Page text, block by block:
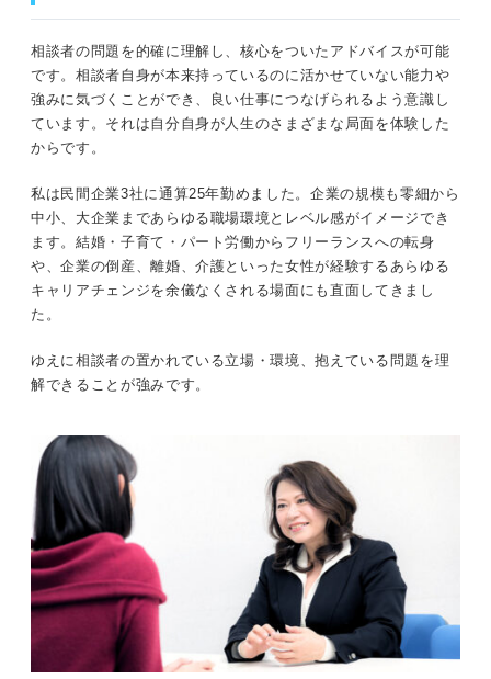
相談者の問題を的確に理解し、核心をついたアドバイスが可能
です。相談者自身が本来持っているのに活かせていない能力や
強みに気づくことができ、良い仕事につなげられるよう意識し
ています。それは自分自身が人生のさまざまな局面を体験した
からです。
私は民間企業3社に通算25年勤めました。企業の規模も零細から
中小、大企業まであらゆる職場環境とレベル感がイメージでき
ます。結婚・子育て・パート労働からフリーランスへの転身
や、企業の倒産、離婚、介護といった女性が経験するあらゆる
キャリアチェンジを余儀なくされる場面にも直面してきまし
た。
ゆえに相談者の置かれている立場・環境、抱えている問題を理
解できることが強みです。